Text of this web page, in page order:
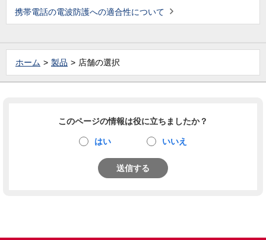
携帯電話の電波防護への適合性について
ホーム 製品 店舗の選択
このページの情報は役に立ちましたか？
はい いいえ
送信する